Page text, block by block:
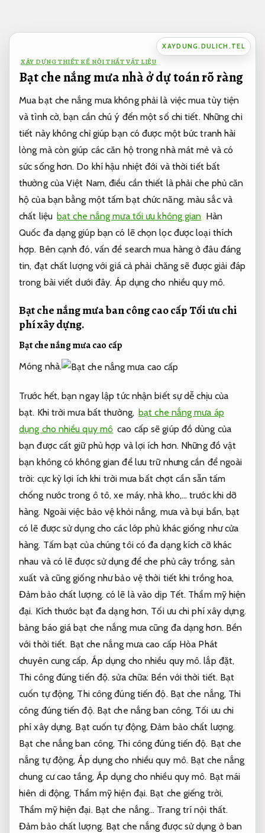
nội
XAYDUNG.DULICH.TEL
XÂY DỰNG THIẾT KẾ NỘI THẤT VẬT LIỆU
Bạt che nắng mưa nhà ở dự toán rõ ràng
Mua bạt che nắng mưa không phải là việc mua tùy tiện
và tình cờ, bạn cần chú ý đến một số chi tiết. Những chi
tiết này không chỉ giúp bạn có được một bức tranh hài
lòng mà còn giúp các căn hộ trong nhà mát mẻ và có
sức sống hơn. Do khí hậu nhiệt đới và thời tiết bất
thường của Việt Nam, điều cần thiết là phải che phủ căn
hộ của bạn bằng một tấm bạt chức năng. màu sắc và
chất liệu bạt che nắng mưa tối ưu không gian Hàn
Quốc đa dạng giúp bạn có lẽ chọn lọc được loại thích
hợp. Bên cạnh đó, vấn đề search mua hàng ở đâu đáng
tin, đạt chất lượng với giá cả phải chăng sẽ được giải đáp
trong bài viết dưới đây. Áp dụng cho nhiều quy mô.
Bạt che nắng mưa ban công cao cấpTối ưu chi
phí xây dựng.
Bạt che nắng mưa cao cấp
Móng nhà.
Trước hết, bạn ngay lập tức nhận biết sự dễ chịu của
bạt. Khi trời mưa bất thường, bạt che nắng mưa áp
dụng cho nhiều quy mô cao cấp sẽ giúp đồ dùng của
bạn được cất giữ phù hợp và lợi ích hơn. Những đồ vật
bạn không có không gian để lưu trữ nhưng cần để ngoài
trời: cực kỳ lợi ích khi trời mưa bất chợt cần sẵn tấm
chống nước trong ô tô, xe máy, nhà kho,… trước khi dỡ
hàng. Ngoài việc bảo vệ khỏi nắng, mưa và bụi bẩn, bạt
có lẽ được sử dụng cho các lớp phủ khác giống như cửa
hàng. Tấm bạt của chúng tôi có đa dạng kích cỡ khác
nhau và có lẽ được sử dụng để che phủ cây trồng, sản
xuất và cũng giống như bảo vệ thời tiết khi trồng hoa,
Đảm bảo chất lượng.có lẽ là vào dịp Tết. Thẩm mỹ hiện
đại. Kích thước bạt đa dạng hơn, Tối ưu chi phí xây dựng.
bảng báo giá bạt che nắng mưa cũng đa dạng hơn. Bền
với thời tiết. Bạt che nắng mưa cao cấp Hòa Phát
chuyên cung cấp, Áp dụng cho nhiều quy mô. lắp đặt,
Thi công đúng tiến độ. sửa chữa: Bền với thời tiết. Bạt
cuốn tự động, Thi công đúng tiến độ.Bạt che nắng, Thi
công đúng tiến độ.Bạt che nắng ban công, Tối ưu chi
phí xây dựng. Bạt cuốn tự động,Đảm bảo chất lượng.
Bạt che nắng ban công, Thi công đúng tiến độ. Bạt che
nắng tự động,Áp dụng cho nhiều quy mô.Bạt che nắng
chung cư cao tầng, Áp dụng cho nhiều quy mô. Bạt mái
hiên di động, Thẩm mỹ hiện đại. Bạt che giếng trời,
Thẩm mỹ hiện đại.Bạt che nắng… Trang trí nội thất.
Đảm bảo chất lượng.Bạt che nắng được sử dụng ở ban